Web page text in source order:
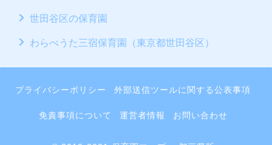
世田谷区の保育園
わらべうた三宿保育園（東京都世田谷区）
プライバシーポリシー 外部送信ツールに関する公表事項
免責事項について 運営者情報 お問い合わせ